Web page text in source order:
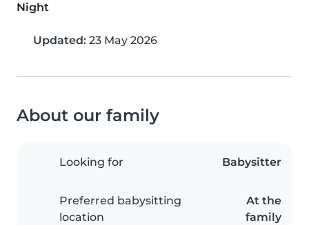
Night
Updated: 23 May 2026
About our family
Looking for Babysitter
Preferred babysitting
location
At the
family